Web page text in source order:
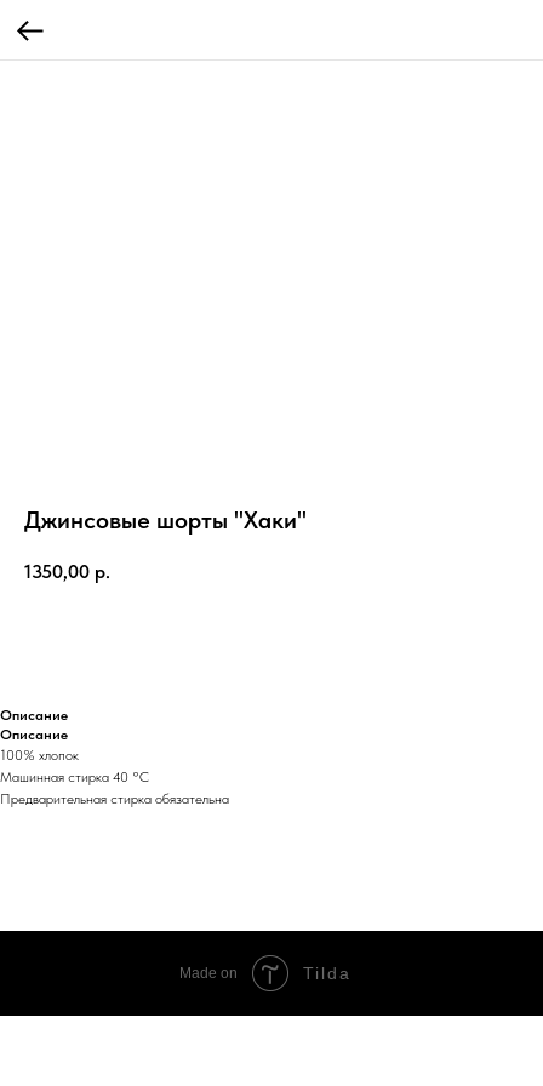
Джинсовые шорты "Хаки"
1350,00 р.
Описание
Описание
100% хлопок
Машинная стирка 40 °C
Предварительная стирка обязательна
Made on Tilda